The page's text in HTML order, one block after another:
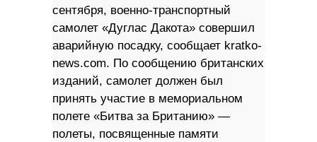
сентября, военно-транспортный
самолет «Дуглас Дакота» совершил
аварийную посадку, сообщает kratko-
news.com. По сообщению британских
изданий, самолет должен был
принять участие в мемориальном
полете «Битва за Британию» —
полеты, посвященные памяти